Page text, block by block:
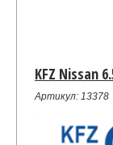
KFZ Nissan
Артикул: 13378